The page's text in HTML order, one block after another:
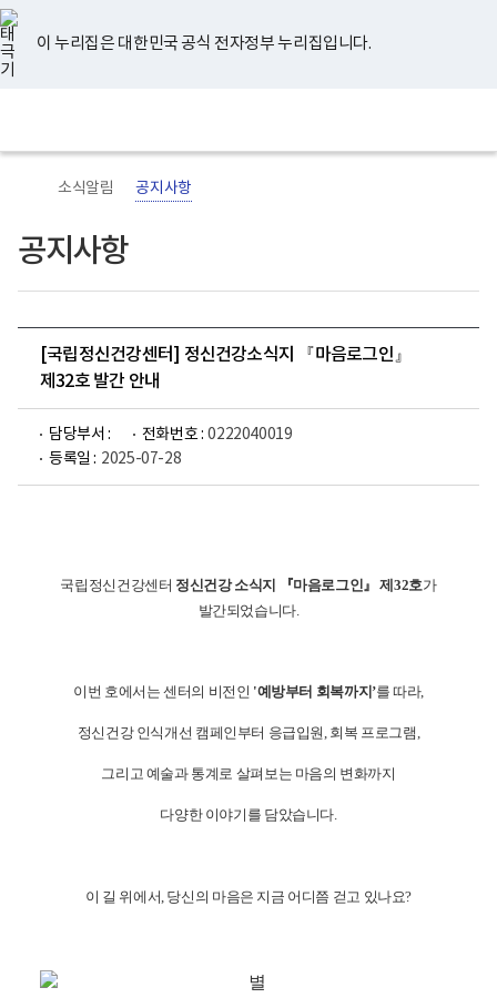
너
비
767px
이
하
이 누리집은 대한민국 공식 전자정부 누리집입니다.
지
검
메
홈
소식알림 공지사항
공지사항
[국립정신건강센터] 정신건강소식지 『마음로그인』
제32호 발간 안내
담당부서 : 전화번호 : 0222040019
등록일 : 2025-07-28
국립정신건강센터 정신건강 소식지 『마음로그인』 제32호가
발간되었습니다.
이번 호에서는 센터의 비전인 '예방부터 회복까지’를 따라,
정신건강 인식개선 캠페인부터 응급입원, 회복 프로그램,
그리고 예술과 통계로 살펴보는 마음의 변화까지
다양한 이야기를 담았습니다.
이 길 위에서, 당신의 마음은 지금 어디쯤 걷고 있나요?
유
튜
브
페
이
스
북
인
스
타
그
램
블
로
그